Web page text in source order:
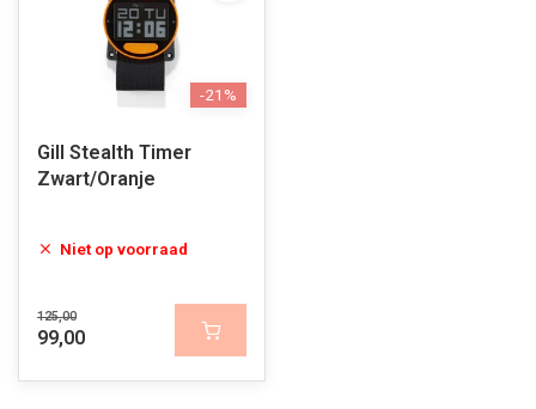
-21%
Gill Stealth Timer
Zwart/Oranje
Niet op voorraad
125,00
99,00